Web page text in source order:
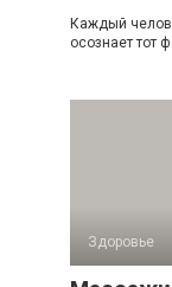
Каждый
осознает тот
Здоровье